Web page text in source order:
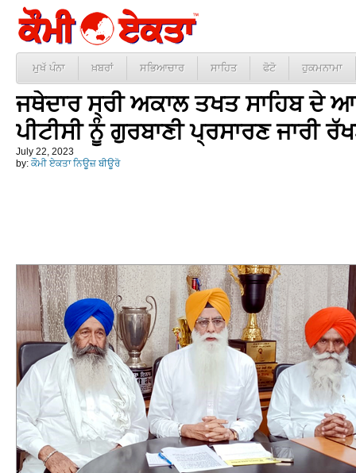
ਮੁਖੱ ਪੰਨਾ ਖ਼ਬਰਾਂ ਸਭਿਆਚਾਰ ਸਾਹਿਤ ਫੋਟੋ ਹੁਕਮਨਾਮਾ
ਜਥੇਦਾਰ ਸ੍ਰੀ ਅਕਾਲ ਤਖਤ ਸਾਹਿਬ ਦੇ
ਪੀਟੀਸੀ ਨੂੰ ਗੁਰਬਾਣੀ ਪ੍ਰਸਾਰਣ ਜਾਰੀ
July 22, 2023
by: ਕੌਮੀ ਏਕਤਾ ਨਿਊਜ਼ ਬੀਊਰੋ